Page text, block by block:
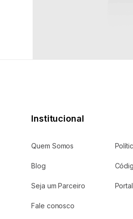
Institucional
Quem Somos
Blog
Seja um Parceiro
Fale conosco